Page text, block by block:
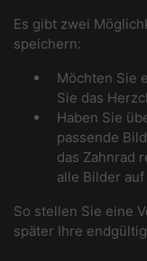
Es gibt zwei
speichern:
Möchten Sie
Sie das
Haben Sie
passende
das Zahnrad
alle Bilder
So stellen Sie eine
später Ihre